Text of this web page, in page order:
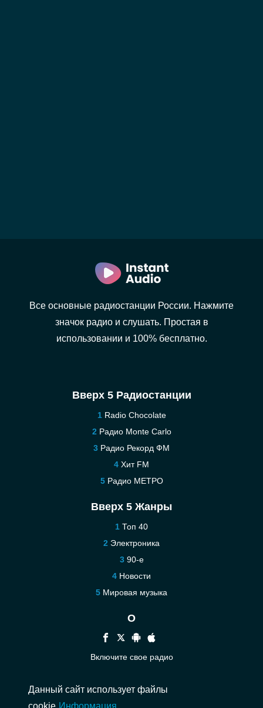
Все основные радиостанции России. Нажмите
значок радио и слушать. Простая в
использовании и 100% бесплатно.
Вверх 5 Радиостанции
Radio Chocolate
Радио Monte Carlo
Радио Рекорд ФМ
Хит FM
Радио МЕТРО
Вверх 5 Жанры
Топ 40
Электроника
90-е
Новости
Мировая музыка
О
Включите свое радио
Связаться
Данный сайт использует файлы
cookie Информация